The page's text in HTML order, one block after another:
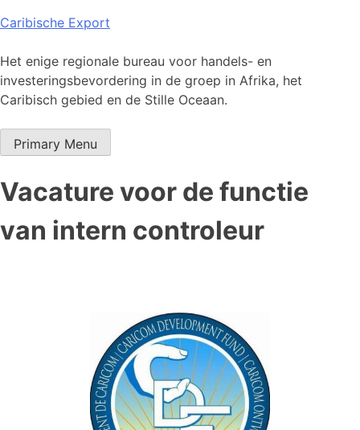
Skip
content
Caribische Export
Het enige regionale bureau voor handels- en
investeringsbevordering in de groep in Afrika, het
Caribisch gebied en de Stille Oceaan.
Primary Menu
Vacature voor de functie
van intern controleur